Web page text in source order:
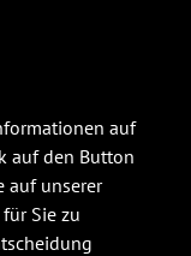
auf
auf den Button
auf unserer
Sie zu